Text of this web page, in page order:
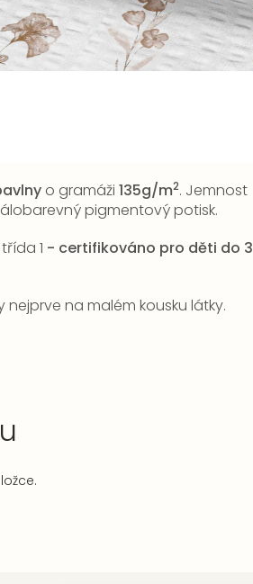
o gramáži 135g/m2. Jemnost
pigmentový potisk.
1 - certifikováno pro děti do 3
na malém kousku látky.